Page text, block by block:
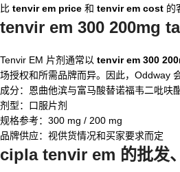
比 tenvir em price 和 tenvir em cost 的
tenvir em 300 200mg
Tenvir EM 片剂通常以 tenvir em 300
场授权和所需品牌而异。因此，Oddway
成分：恩曲他滨与富马酸替诺福韦二吡呋
剂型：口服片剂
规格参考：300 mg / 200 mg
品牌供应：视供货情况和买家要求而定
cipla tenvir em 的批发